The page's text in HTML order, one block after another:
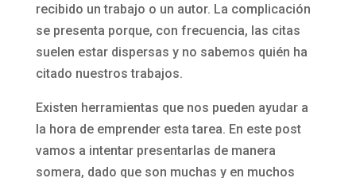
recibido un trabajo o un autor. La complicación
se presenta porque, con frecuencia, las citas
suelen estar dispersas y no sabemos quién ha
citado nuestros trabajos.
Existen herramientas que nos pueden ayudar a
la hora de emprender esta tarea. En este post
vamos a intentar presentarlas de manera
somera, dado que son muchas y en muchos